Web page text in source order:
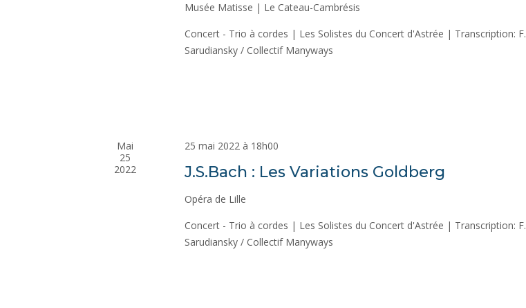
Musée Matisse | Le Cateau-Cambrésis
Concert - Trio à cordes | Les Solistes du Concert d'Astrée | Transcription: F.
Sarudiansky / Collectif Manyways
Mai
25
2022
25 mai 2022 à 18h00
J.S.Bach : Les Variations Goldberg
Opéra de Lille
Concert - Trio à cordes | Les Solistes du Concert d'Astrée | Transcription: F.
Sarudiansky / Collectif Manyways